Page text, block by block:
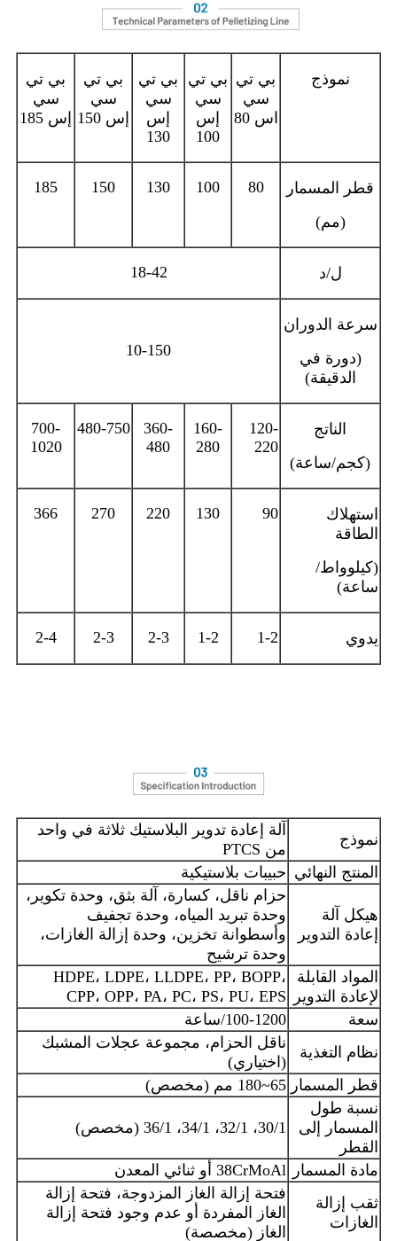
نموذج
بي تي
سي
اس 80
بي تي
سي
إس
100
بي تي
سي
إس
130
بي تي
سي
إس 150
بي تي
سي
إس 185
قطر المسمار
(مم)
80
100
130
150
185
ل/د 18-42
سرعة الدوران
(دورة في
الدقيقة)
10-150
الناتج
(كجم/ساعة)
120-
220
160-
280
360-
480
480-750
700-
1020
استهلاك
الطاقة
(كيلوواط/
ساعة)
90
130
220
270
366
يدوي 1-2
1-2
2-3
2-3
2-4
نموذج
آلة إعادة تدوير البلاستيك ثلاثة في واحد
من PTCS
المنتج النهائي حبيبات بلاستيكية
هيكل آلة
إعادة التدوير
حزام ناقل، كسارة، آلة بثق، وحدة تكوير،
وحدة تبريد المياه، وحدة تجفيف
وأسطوانة تخزين، وحدة إزالة الغازات،
وحدة ترشيح
المواد القابلة
لإعادة التدوير
HDPE، LDPE، LLDPE، PP، BOPP،
CPP، OPP، PA، PC، PS، PU، EPS
سعة
100-1200/ساعة
نظام التغذية
ناقل الحزام، مجموعة عجلات المشبك
(اختياري)
قطر المسمار 65~180 مم (مخصص)
نسبة طول
المسمار إلى
القطر
30/1، 32/1، 34/1، 36/1 (مخصص)
مادة المسمار
38CrMoAl أو ثنائي المعدن
ثقب إزالة
الغازات
فتحة إزالة الغاز المزدوجة، فتحة إزالة
الغاز المفردة أو عدم وجود فتحة إزالة
الغاز (مخصصة)